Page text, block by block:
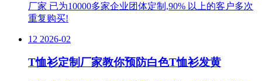
厂家 已为10000多家企业团体定制,90% 以上的客户多次
重复购买!
12 2026-02
T恤衫定制厂家教你预防白色T恤衫发黄